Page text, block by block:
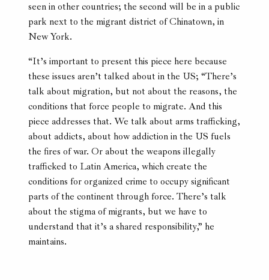
seen in other countries; the second will be in a public
park next to the migrant district of Chinatown, in
New York.
“It’s important to present this piece here because
these issues aren’t talked about in the US; “There’s
talk about migration, but not about the reasons, the
conditions that force people to migrate. And this
piece addresses that. We talk about arms trafficking,
about addicts, about how addiction in the US fuels
the fires of war. Or about the weapons illegally
trafficked to Latin America, which create the
conditions for organized crime to occupy significant
parts of the continent through force. There’s talk
about the stigma of migrants, but we have to
understand that it’s a shared responsibility,” he
maintains.